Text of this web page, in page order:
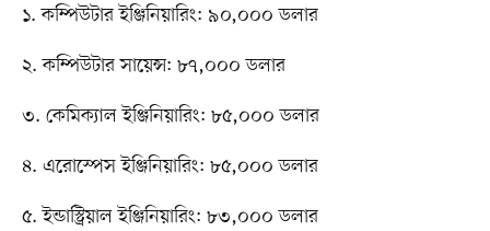
১. কম্পিউটার ইঞ্জিনিয়ারিং: ৯০,০০০ ডলার
২. কম্পিউটার সায়েন্স: ৮৭,০০০ ডলার
৩. কেমিক্যাল ইঞ্জিনিয়ারিং: ৮৫,০০০ ডলার
৪. এরোস্পেস ইঞ্জিনিয়ারিং: ৮৫,০০০ ডলার
৫. ইন্ডাস্ট্রিয়াল ইঞ্জিনিয়ারিং: ৮৩,০০০ ডলার